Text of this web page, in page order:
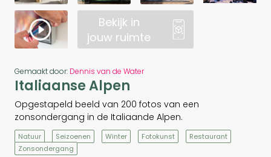
Bekijk in
jouw ruimte
Gemaakt door: Dennis van de Water
Italiaanse Alpen
Opgestapeld beeld van 200 fotos van een
zonsondergang in de Italiaande Alpen.
Natuur Seizoenen Winter Fotokunst
Restaurant
Zonsondergang